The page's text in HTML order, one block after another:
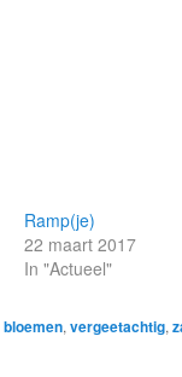
Ramp(je)
22 maart 2017
In "Actueel"
bloemen, vergeetachtig,